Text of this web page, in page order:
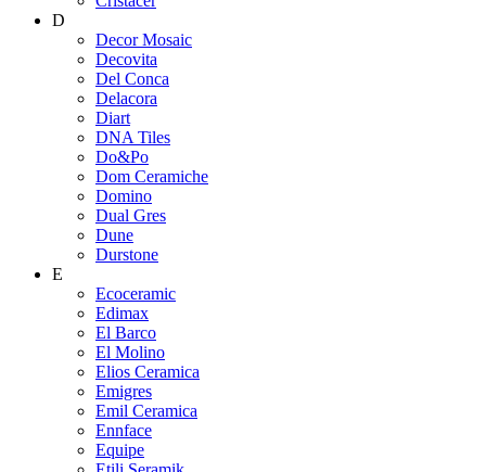
D
Decor Mosaic
Decovita
Del Conca
Delacora
Diart
DNA Tiles
Do&Po
Dom Ceramiche
Domino
Dual Gres
Dune
Durstone
E
Ecoceramic
Edimax
El Barco
El Molino
Elios Ceramica
Emigres
Emil Ceramica
Ennface
Equipe